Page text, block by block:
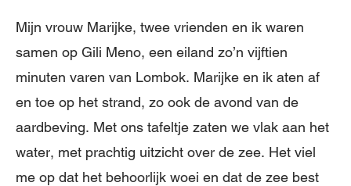
Mijn vrouw Marijke, twee vrienden en ik waren
samen op Gili Meno, een eiland zo’n vijftien
minuten varen van Lombok. Marijke en ik aten af
en toe op het strand, zo ook de avond van de
aardbeving. Met ons tafeltje zaten we vlak aan het
water, met prachtig uitzicht over de zee. Het viel
me op dat het behoorlijk woei en dat de zee best